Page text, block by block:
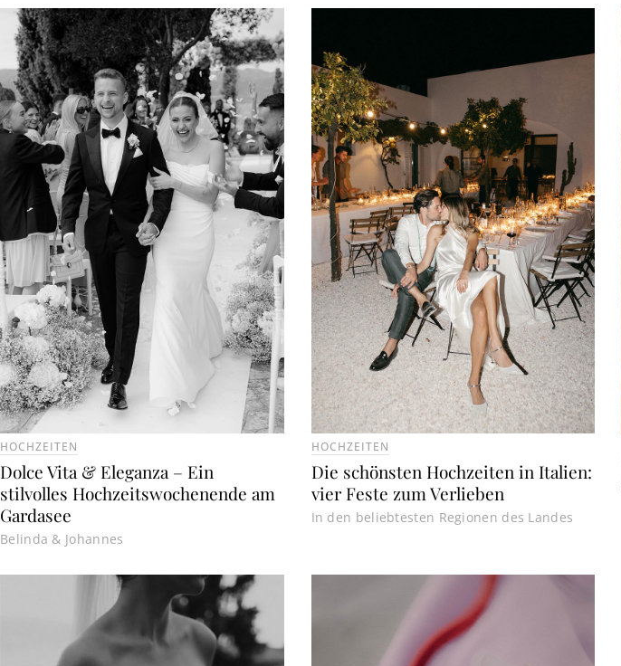
HOCHZEITEN
Dolce Vita & Eleganza – Ein
stilvolles Hochzeitswochenende am
Gardasee
Belinda & Johannes
HOCHZEITEN
Die schönsten Hochzeiten in Italien:
vier Feste zum Verlieben
In den beliebtesten Regionen des Landes